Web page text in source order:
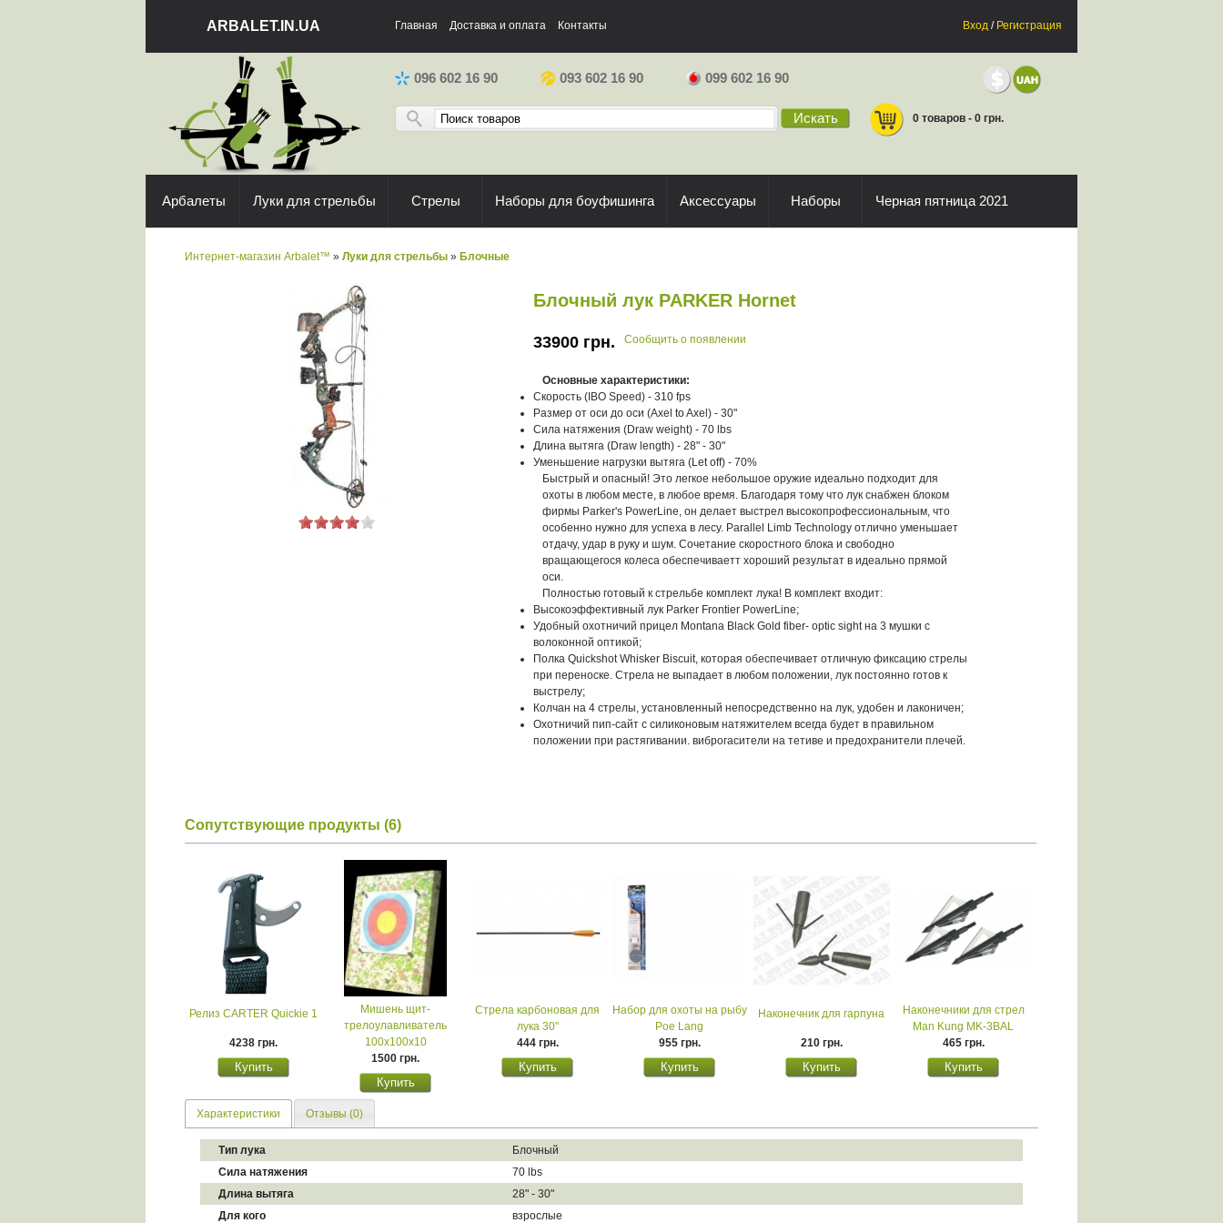
ARBALET.IN.UA Главная Доставка и оплата Контакты Вход / Регистрация
096 602 16 90 093 602 16 90 099 602 16 90
Искать 0 товаров - 0 грн.
Арбалеты Луки для стрельбы Стрелы Наборы для боуфишинга Аксессуары Наборы Черная пятница 2021
Интернет-магазин Arbalet™ » Луки для стрельбы » Блочные
Блочный лук PARKER Hornet
33900 грн. Сообщить о появлении
Основные характеристики:
Скорость (IBO Speed) - 310 fps
Размер от оси до оси (Axel to Axel) - 30"
Сила натяжения (Draw weight) - 70 lbs
Длина вытяга (Draw length) - 28" - 30"
Уменьшение нагрузки вытяга (Let off) - 70%
Быстрый и опасный! Это легкое небольшое оружие идеально подходит для
охоты в любом месте, в любое время. Благодаря тому что лук снабжен блоком
фирмы Parker's PowerLine, он делает выстрел высокопрофессиональным, что
особенно нужно для успеха в лесу. Parallel Limb Technology отлично уменьшает
отдачу, удар в руку и шум. Сочетание скоростного блока и свободно
вращающегося колеса обеспечиваетт хороший результат в идеально прямой
оси.
Полностью готовый к стрельбе комплект лука! В комплект входит:
Высокоэффективный лук Parker Frontier PowerLine;
Удобный охотничий прицел Montana Black Gold fiber- optic sight на 3 мушки с
волоконной оптикой;
Полка Quickshot Whisker Biscuit, которая обеспечивает отличную фиксацию стрелы
при переноске. Стрела не выпадает в любом положении, лук постоянно готов к
выстрелу;
Колчан на 4 стрелы, установленный непосредственно на лук, удобен и лаконичен;
Охотничий пип-сайт с силиконовым натяжителем всегда будет в правильном
положении при растягивании. виброгасители на тетиве и предохранители плечей.
Сопутствующие продукты (6)
Релиз CARTER Quickie 1
4238 грн.
Мишень щит-
трелоулавливатель
100х100х10
1500 грн.
Стрела карбоновая для
лука 30"
444 грн.
Набор для охоты на рыбу
Poe Lang
955 грн.
Наконечник для гарпуна
210 грн.
Наконечники для стрел
Man Kung MK-3BAL
465 грн.
Характеристики Отзывы (0)
Тип лука
Блочный
Сила натяжения
70 lbs
Длина вытяга
28" - 30"
Для кого
взрослые